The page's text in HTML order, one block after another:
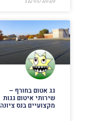
גג אטום בחורף –
שירותי איטום גגות
מקצועיים בנס ציונה